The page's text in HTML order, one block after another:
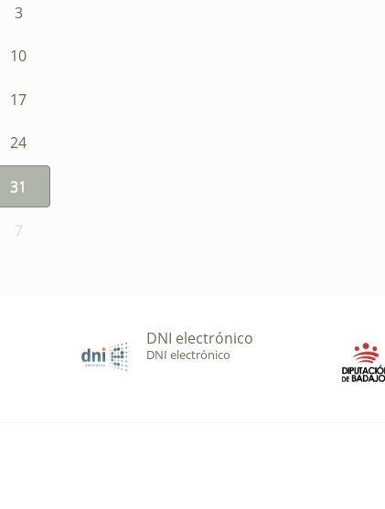
3
10
17
24
31
7
DNI electrónico
DNI electrónico